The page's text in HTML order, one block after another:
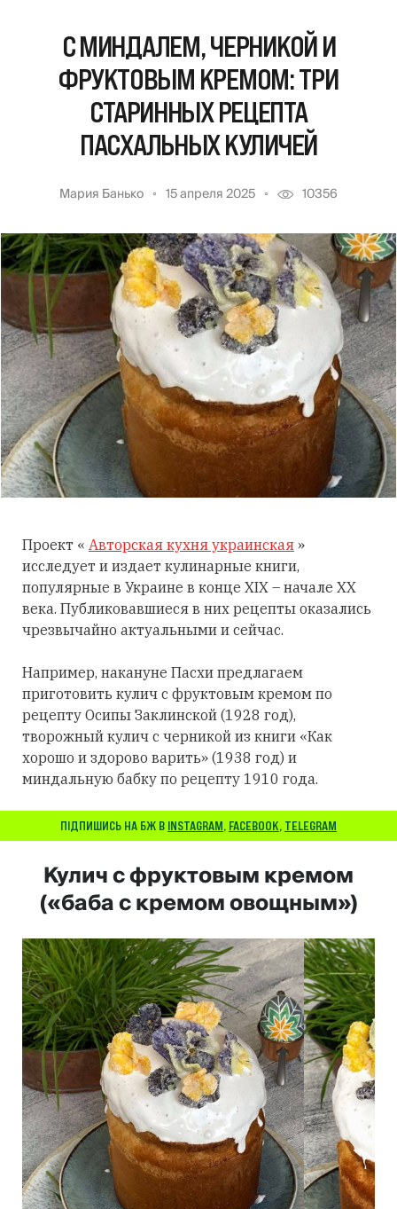
С МИНДАЛЕМ, ЧЕРНИКОЙ И
ФРУКТОВЫМ КРЕМОМ: ТРИ
СТАРИННЫХ РЕЦЕПТА
ПАСХАЛЬНЫХ КУЛИЧЕЙ
Мария Банько 15 апреля 2025 10356
Проект « Авторская кухня украинская »
исследует и издает кулинарные книги,
популярные в Украине в конце XIX – начале XX
века. Публиковавшиеся в них рецепты оказались
чрезвычайно актуальными и сейчас.
Например, накануне Пасхи предлагаем
приготовить кулич с фруктовым кремом по
рецепту Осипы Заклинской (1928 год),
творожный кулич с черникой из книги «Как
хорошо и здорово варить» (1938 год) и
миндальную бабку по рецепту 1910 года.
ПІДПИШИСЬ НА БЖ В INSTAGRAM, FACEBOOK, TELEGRAM
Кулич с фруктовым кремом
(«баба с кремом овощным»)